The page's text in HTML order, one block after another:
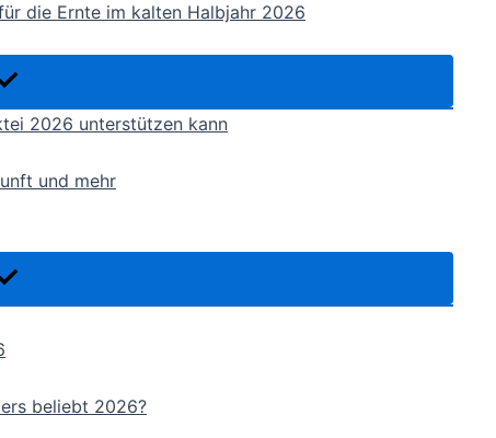
die Ernte im kalten Halbjahr 2026
2026 unterstützen kann
und mehr
beliebt 2026?